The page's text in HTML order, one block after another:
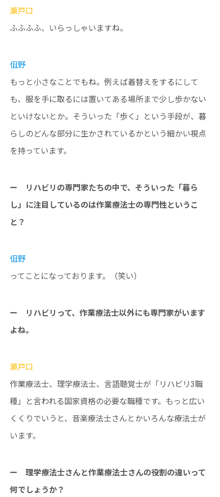
瀬戸口
ふふふふ、いらっしゃいますね。
伹野
もっと小さなことでもね。例えば着替えをするにして
も、服を手に取るには置いてある場所まで少し歩かない
といけないとか。そういった「歩く」という手段が、暮
らしのどんな部分に生かされているかという細かい視点
を持っています。
ー リハビリの専門家たちの中で、そういった「暮ら
し」に注目しているのは作業療法士の専門性というこ
と？
伹野
ってことになっております。（笑い）
ー リハビリって、作業療法士以外にも専門家がいます
よね。
瀬戸口
作業療法士、理学療法士、言語聴覚士が「リハビリ3職
種」と言われる国家資格の必要な職種です。もっと広い
くくりでいうと、音楽療法士さんとかいろんな療法士が
います。
ー 理学療法士さんと作業療法士さんの役割の違いって
何でしょうか？